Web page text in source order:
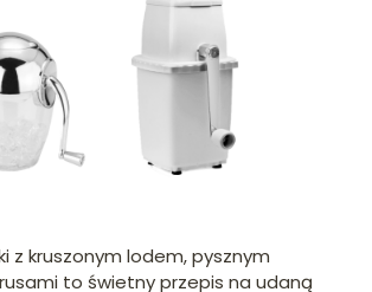
z kruszonym lodem, pysznym
to świetny przepis na udaną